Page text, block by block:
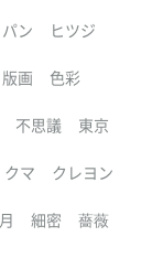
パン ヒツジ
版画 色彩
不思議 東京
クマ クレヨン
細密 薔薇